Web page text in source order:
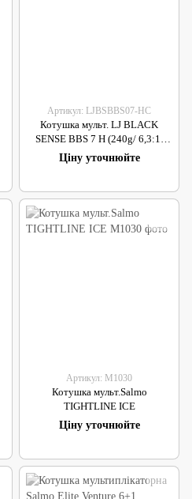
Артикул: LJBSBBS07-HC
Котушка мульт. LJ BLACK
SENSE BBS 7 H (240g/ 6,3:1/
Ціну уточнюйте
Артикул: M1030
Котушка мульт.Salmo
TIGHTLINE ICE
Ціну уточнюйте